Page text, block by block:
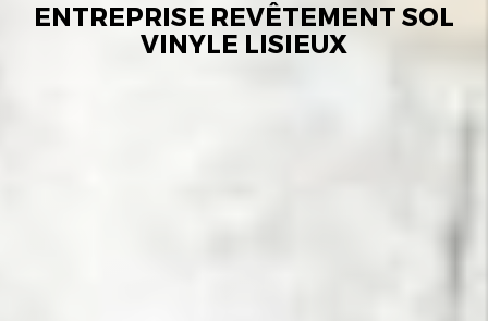
ENTREPRISE REVÊTEMENT SOL
VINYLE LISIEUX